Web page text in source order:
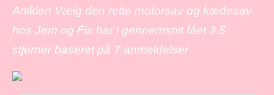
Artiklen Vælg den rette motorsav og kædesav
hos Jem og Fix har i gennemsnit fået 3.5
stjerner baseret på 7 anmeldelser